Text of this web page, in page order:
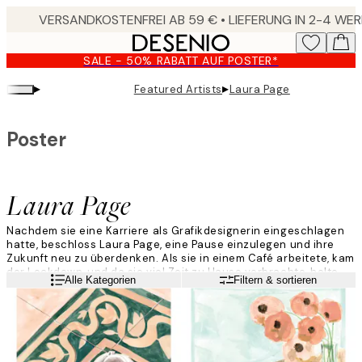
content.
SALE - 50% RABATT AUF POSTER*
▸ Featured Artists▸Laura Page
Laura Page
Poster
Nachdem sie eine Karriere als Grafikdesignerin eingeschlagen
hatte, beschloss Laura Page, eine Pause einzulegen und ihre
Zukunft neu zu überdenken. Als sie in einem Café arbeitete, kam
der Lockdown, und da sie viel Zeit zu Hause verbrachte, holte
Laura ihre Farben heraus und kam wieder in Kontakt mit ihrer
Kreativität.
„Ich lasse mich von meinen Träumen inspirieren, z. B. von Reisen
um die Welt in einem Wohnmobil, von schönen Orten, an denen
ich schon war oder die ich gerne besuchen möchte. Aber auch
WeiterlesenAlle Kategorien Filtern & sortieren